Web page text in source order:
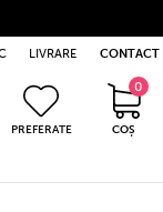
LIVRARE CONTACT
PREFERATE
0
COȘ